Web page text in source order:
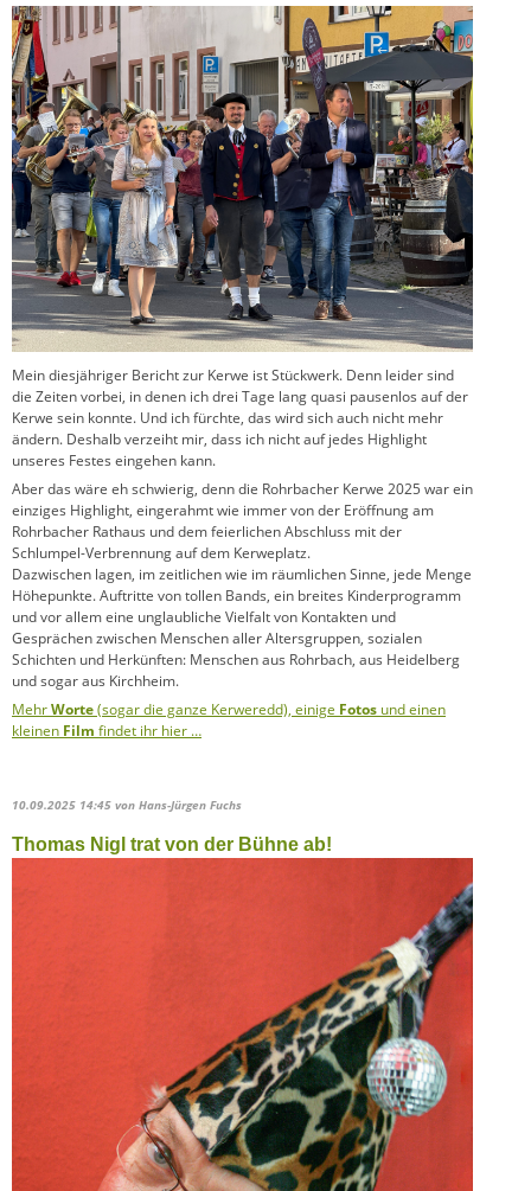
Mein diesjähriger Bericht zur Kerwe ist Stückwerk. Denn leider sind
die Zeiten vorbei, in denen ich drei Tage lang quasi pausenlos auf der
Kerwe sein konnte. Und ich fürchte, das wird sich auch nicht mehr
ändern. Deshalb verzeiht mir, dass ich nicht auf jedes Highlight
unseres Festes eingehen kann.
Aber das wäre eh schwierig, denn die Rohrbacher Kerwe 2025 war ein
einziges Highlight, eingerahmt wie immer von der Eröffnung am
Rohrbacher Rathaus und dem feierlichen Abschluss mit der
Schlumpel-Verbrennung auf dem Kerweplatz.
Dazwischen lagen, im zeitlichen wie im räumlichen Sinne, jede Menge
Höhepunkte. Auftritte von tollen Bands, ein breites Kinderprogramm
und vor allem eine unglaubliche Vielfalt von Kontakten und
Gesprächen zwischen Menschen aller Altersgruppen, sozialen
Schichten und Herkünften: Menschen aus Rohrbach, aus Heidelberg
und sogar aus Kirchheim.
MehrWorte(sogar die ganze Kerweredd), einige Fotos und einen
kleinen Film findet ihr hier …
10.09.2025 14:45 von Hans-Jürgen Fuchs
Thomas Nigl trat von der Bühne ab!